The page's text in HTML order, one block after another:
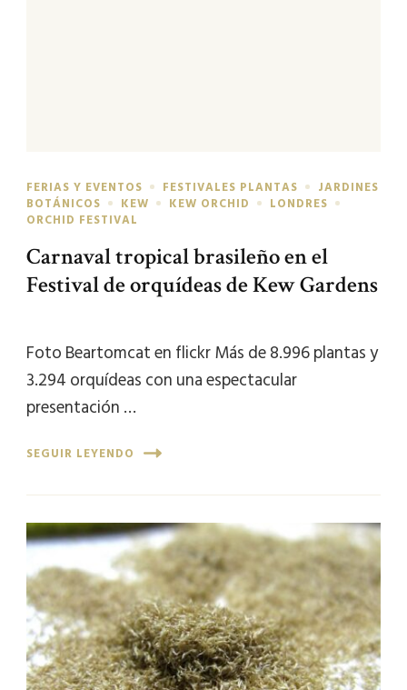
FERIAS Y EVENTOS FESTIVALES PLANTAS
JARDINES
BOTÁNICOS
KEW KEW ORCHID
LONDRES
ORCHID FESTIVAL
Carnaval tropical brasileño en el
Festival de orquídeas de Kew Gardens
Foto Beartomcat en flickr Más de 8.996 plantas y
3.294 orquídeas con una espectacular
presentación …
SEGUIR LEYENDO